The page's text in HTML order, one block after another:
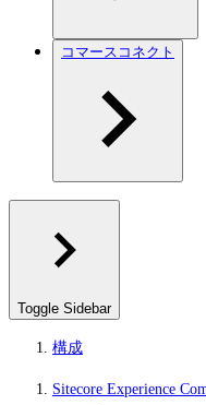
コマースコネクト
Toggle Sidebar
構成
Sitecore Experience